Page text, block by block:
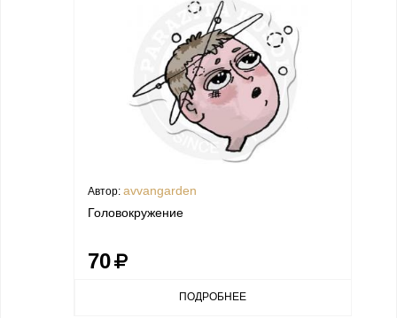
Автор: avvangarden
Головокружение
70
ПОДРОБНЕЕ